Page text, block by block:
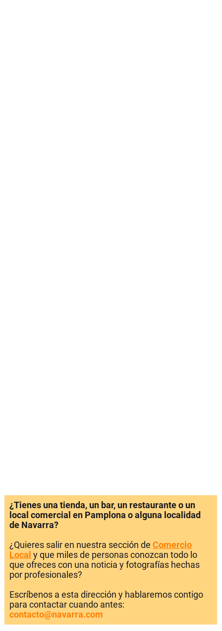
¿Tienes una tienda, un bar, un restaurante o un
local comercial en Pamplona o alguna localidad
de Navarra?
¿Quieres salir en nuestra sección de Comercio
Local y que miles de personas conozcan todo lo
que ofreces con una noticia y fotografías hechas
por profesionales?
Escríbenos a esta dirección y hablaremos contigo
para contactar cuando antes:
contacto@navarra.com